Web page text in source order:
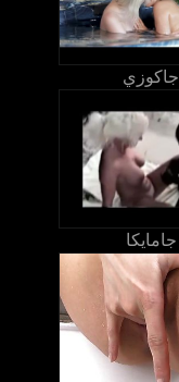
جاكوزي
جامايكا